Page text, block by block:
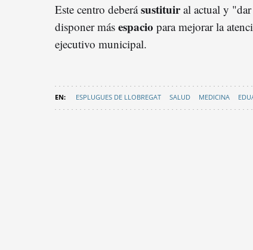
Este centro deberásustituiral actual y "dar
disponer más espacio para mejorar la
ejecutivo municipal.
ESPLUGUES DE LLOBREGAT SALUD MEDICINA